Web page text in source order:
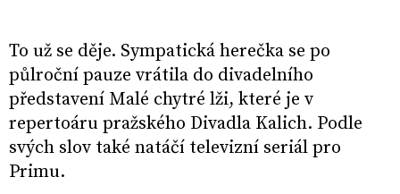
To už se děje. Sympatická herečka se po
půlroční pauze vrátila do divadelního
představení Malé chytré lži, které je v
repertoáru pražského Divadla Kalich. Podle
svých slov také natáčí televizní seriál pro
Primu.